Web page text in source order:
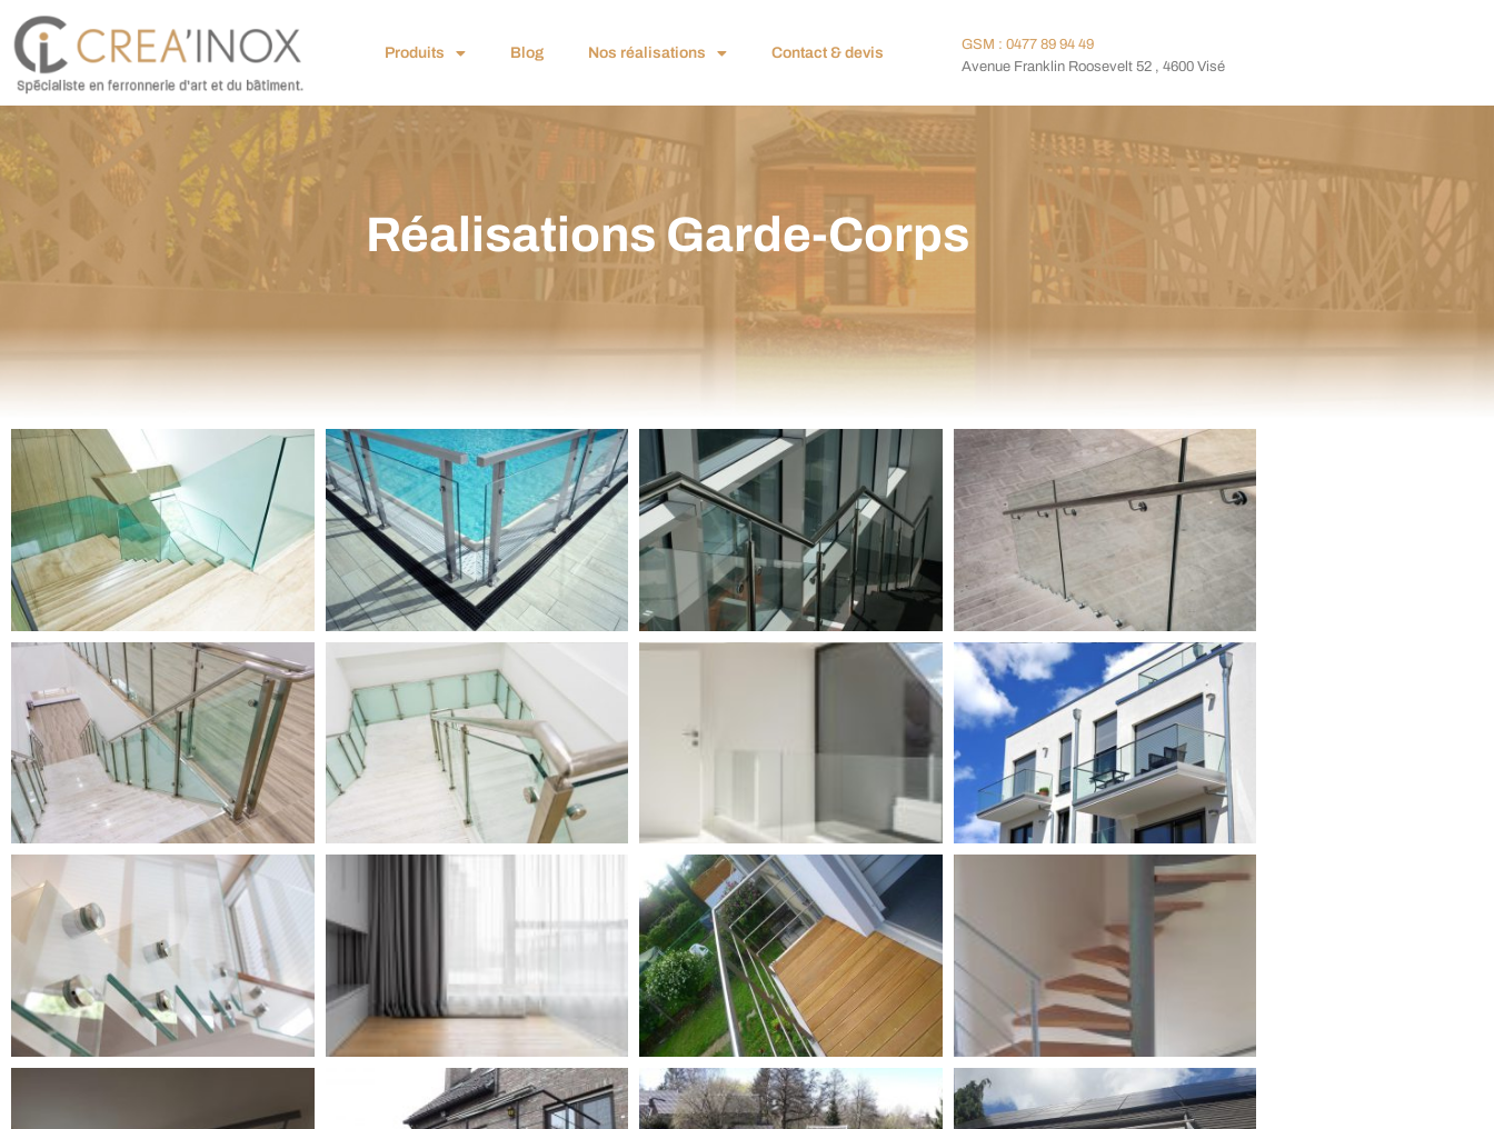
Produits Blog Nos réalisations Contact & devis
GSM : 0477 89 94 49
Avenue Franklin Roosevelt 52 , 4600 Visé
Réalisations Garde-Corps